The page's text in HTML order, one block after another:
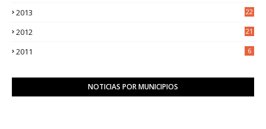
2013
22
2012
21
2011 6
NOTICIAS POR MUNICIPIOS